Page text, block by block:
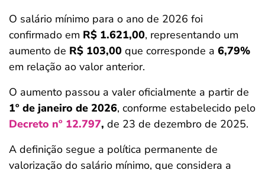
O salário mínimo para o ano de 2026 foi
confirmado em R$ 1.621,00, representando um
aumento de R$ 103,00 que corresponde a 6,79%
em relação ao valor anterior.
O aumento passou a valer oficialmente a partir de
1º de janeiro de 2026, conforme estabelecido pelo
Decreto nº 12.797, de 23 de dezembro de 2025.
A definição segue a política permanente de
valorização do salário mínimo, que considera a